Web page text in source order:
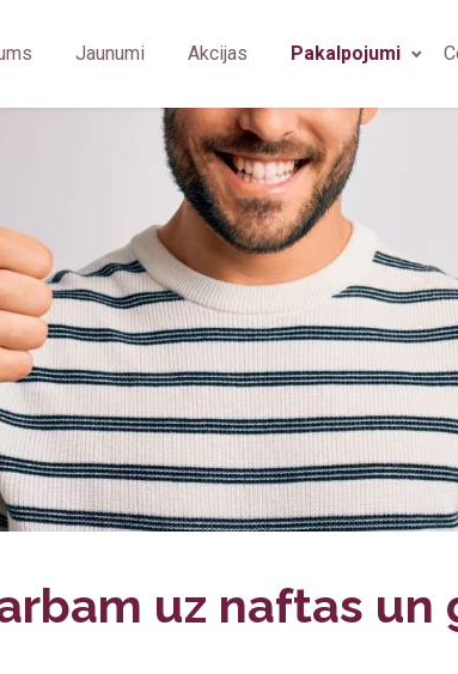
Jaunumi Akcijas Pakalpojumi
(OGUK)
Ģimenes ārsts/arodārsts
Imunoloģija
Neiroloģija
Psihiatrija
Plastiskā ķirurģija
higiēnists
asistents
speciālists
Fizioterapeits
Ģimenes ārsts
Oftalmologs
Neirologs
Psihiatrs
uz naftas un